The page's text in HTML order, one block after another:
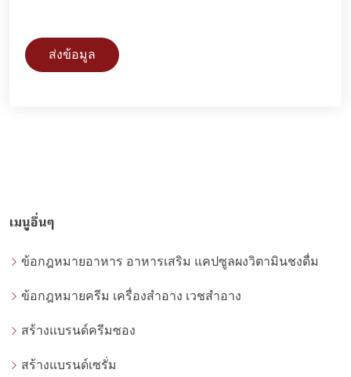
ส่งข้อมูล
เมนูอื่นๆ
ข้อกฎหมายอาหาร อาหารเสริม แคปซูลผงวิตามินชงดื่ม
ข้อกฎหมายครีม เครื่องสำอาง เวชสำอาง
สร้างแบรนด์ครีมซอง
สร้างแบรนด์เซรั่ม